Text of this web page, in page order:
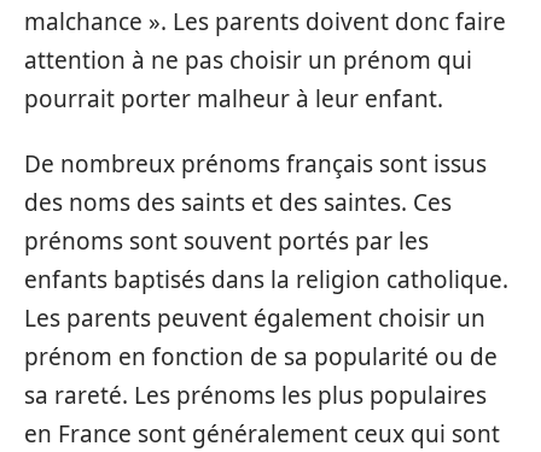
malchance ». Les parents doivent donc faire
attention à ne pas choisir un prénom qui
pourrait porter malheur à leur enfant.
De nombreux prénoms français sont issus
des noms des saints et des saintes. Ces
prénoms sont souvent portés par les
enfants baptisés dans la religion catholique.
Les parents peuvent également choisir un
prénom en fonction de sa popularité ou de
sa rareté. Les prénoms les plus populaires
en France sont généralement ceux qui sont